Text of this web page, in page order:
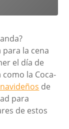
la cena
el día de
la Coca-
de
para
de estos